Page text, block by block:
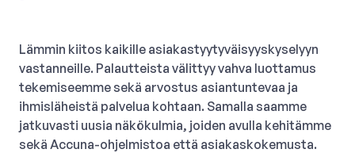
Lämmin kiitos kaikille asiakastyytyväisyyskyselyyn
vastanneille. Palautteista välittyy vahva luottamus
tekemiseemme sekä arvostus asiantuntevaa ja
ihmisläheistä palvelua kohtaan. Samalla saamme
jatkuvasti uusia näkökulmia, joiden avulla kehitämme
sekä Accuna-ohjelmistoa että asiakaskokemusta.